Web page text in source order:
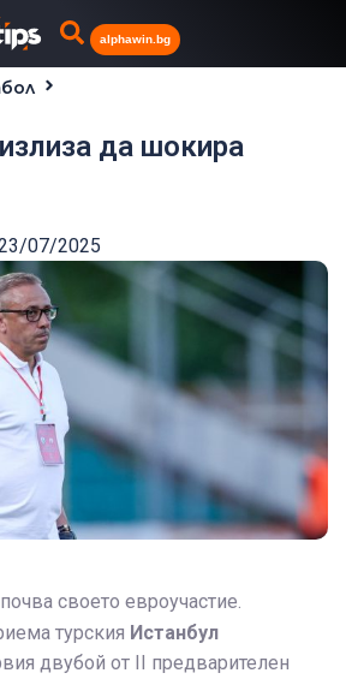
alphawin.bg
да шокира
07/2025
своето евроучастие.
турския Истанбул
двубой от II предварителен